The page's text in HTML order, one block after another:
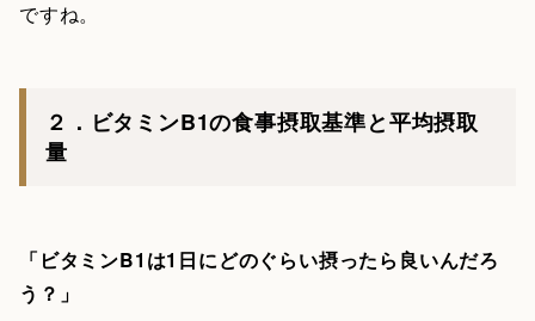
ですね。
２．ビタミンB1の食事摂取基準と平均摂取
量
「ビタミンB1は1日にどのぐらい摂ったら良いんだろ
う？」